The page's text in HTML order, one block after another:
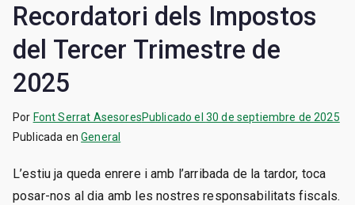
Recordatori dels Impostos
del Tercer Trimestre de
2025
Por Font Serrat AsesoresPublicado el 30 de septiembre de 2025
Publicada enGeneral
L’estiu ja queda enrere i amb l’arribada de la tardor, toca
posar-nos al dia amb les nostres responsabilitats fiscals.